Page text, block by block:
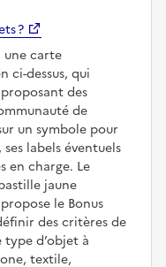
?
une carte
ci-dessus, qui
des
de
un symbole pour
labels éventuels
en charge. Le
jaune
le Bonus
des critères de
d’objet à
textile,